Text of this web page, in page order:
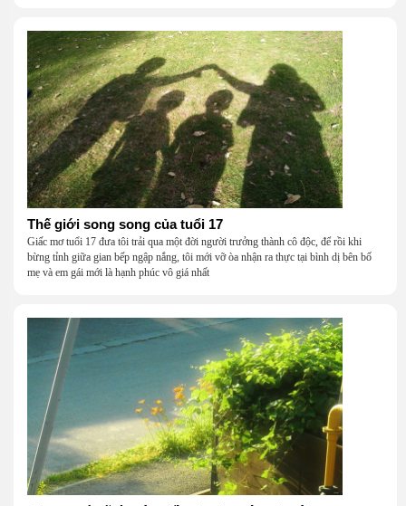
Thế giới song song của tuổi 17
Giấc mơ tuổi 17 đưa tôi trải qua một đời người trưởng thành cô độc, để rồi khi
bừng tỉnh giữa gian bếp ngập nắng, tôi mới vỡ òa nhận ra thực tại bình dị bên bố
mẹ và em gái mới là hạnh phúc vô giá nhất